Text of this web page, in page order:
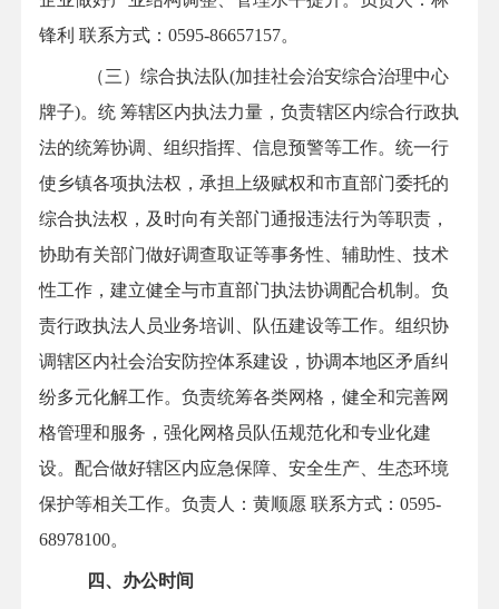
锋利 联系方式：0595-86657157。
（三）综合执法队(加挂社会治安综合治理中心
牌子)。统 筹辖区内执法力量，负责辖区内综合行政执
法的统筹协调、组织指挥、信息预警等工作。统一行
使乡镇各项执法权，承担上级赋权和市直部门委托的
综合执法权，及时向有关部门通报违法行为等职责，
协助有关部门做好调查取证等事务性、辅助性、技术
性工作，建立健全与市直部门执法协调配合机制。负
责行政执法人员业务培训、队伍建设等工作。组织协
调辖区内社会治安防控体系建设，协调本地区矛盾纠
纷多元化解工作。负责统筹各类网格，健全和完善网
格管理和服务，强化网格员队伍规范化和专业化建
设。配合做好辖区内应急保障、安全生产、生态环境
保护等相关工作。负责人： 黄顺愿 联系方式：0595-
68978100。
四、办公时间